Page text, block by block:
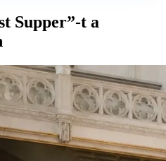
Supper”-t a